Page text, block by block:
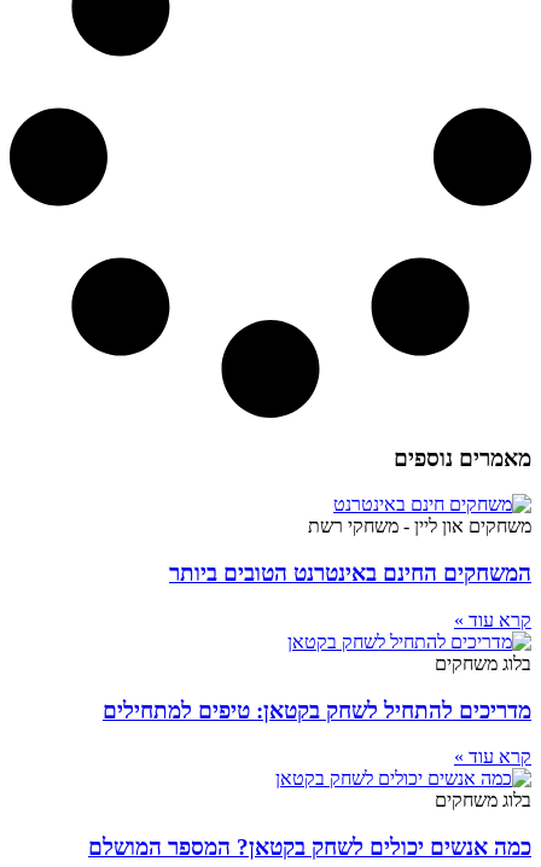
מאמרים נוספים
משחקים און ליין - משחקי רשת
המשחקים החינם באינטרנט הטובים ביותר
קרא עוד »
בלוג משחקים
מדריכים להתחיל לשחק בקטאן: טיפים למתחילים
קרא עוד »
בלוג משחקים
כמה אנשים יכולים לשחק בקטאן? המספר המושלם